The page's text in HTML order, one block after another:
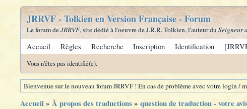
JRRVF - Tolkien en Version Française - Forum
Le forum deJRRVF, site dédié à l'oeuvre de J.R.R. Tolkien, l'auteur du Seigneur
Accueil Règles Recherche Inscription Identification
Vous n'êtes pas identifié(e).
Bienvenue sur le nouveau forum JRRVF ! En cas de problème avec votre login /
Accueil» À propos des traductions» question de traduction - votre